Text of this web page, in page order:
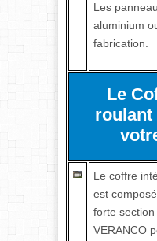
Les
aluminium
fabrication.
Le
roulant
Le coffre
est
forte
VERANCO